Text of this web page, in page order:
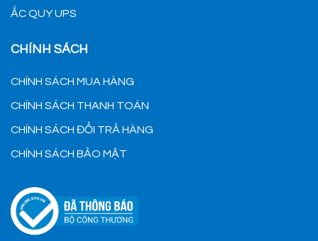
ẮC QUY UPS
CHÍNH SÁCH
CHÍNH SÁCH MUA HÀNG
CHÍNH SÁCH THANH TOÁN
CHÍNH SÁCH ĐỔI TRẢ HÀNG
CHÍNH SÁCH BẢO MẬT